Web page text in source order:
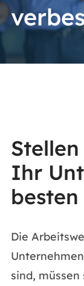
Ihr
Die
sind,